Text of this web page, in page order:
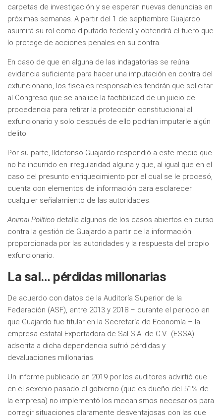
carpetas de investigación y se esperan nuevas denuncias en
próximas semanas. A partir del 1 de septiembre Guajardo
asumirá su rol como diputado federal y obtendrá el fuero que
lo protege de acciones penales en su contra.
En caso de que en alguna de las indagatorias se reúna
evidencia suficiente para hacer una imputación en contra del
exfuncionario, los fiscales responsables tendrán que solicitar
al Congreso que se analice la factibilidad de un juicio de
procedencia para retirar la protección constitucional al
exfuncionario y solo después de ello podrían imputarle algún
delito.
Por su parte, Ildefonso Guajardo respondió a este medio que
no ha incurrido en irregularidad alguna y que, al igual que en el
caso del presunto enriquecimiento por el cual se le procesó,
cuenta con elementos de información para esclarecer
cualquier señalamiento de las autoridades.
Animal Político detalla algunos de los casos abiertos en curso
contra la gestión de Guajardo a partir de la información
proporcionada por las autoridades y la respuesta del propio
exfuncionario.
La sal… pérdidas millonarias
De acuerdo con datos de la Auditoría Superior de la
Federación (ASF), entre 2013 y 2018 – durante el periodo en
que Guajardo fue titular en la Secretaría de Economía – la
empresa estatal Exportadora de Sal S.A. de C.V. (ESSA)
adscrita a dicha dependencia sufrió pérdidas y
devaluaciones millonarias.
Un informe publicado en 2019 por los auditores advirtió que
en el sexenio pasado el gobierno (que es dueño del 51% de
la empresa) no implementó los mecanismos necesarios para
corregir situaciones claramente desventajosas con las que